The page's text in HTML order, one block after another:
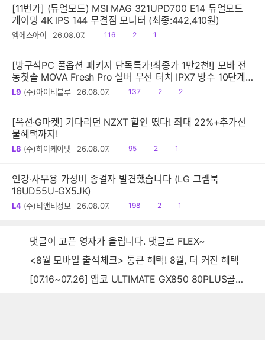
[11번가] (듀얼모드) MSI MAG 321UPD700 E14 듀얼모드
게이밍 4K IPS 144 무결점 모니터 (최종:442,410원)
엠에스아이 26.08.07.
읽
116
공
2
댓1
[방구석PC 풀옵션 패키지 단독특가!최종가 1만2천!] 모바 전
동칫솔 MOVA Fresh Pro 실버 무선 터치 IPX7 방수 10단계
진동 음파 전동칫솔
L9 (주)아이티블루 26.08.07.
읽
137
공
2
댓
2
[옥션·G마켓] 기다리던 NZXT 할인 떴다! 최대 22%+추가선
물혜택까지!
L8 (주)하이케이넷 26.08.07.
읽
95
공
2
댓1
인강·사무용 가성비 종결자 발견했습니다 (LG 그램북
16UD55U-GX5JK)
L4 (주)티앤티정보 26.08.07.
읽
198
공
2
댓1
댓글이 고픈 영자가 올립니다. 댓글로 FLEX~
<8월 모바일 출석체크> 통큰 혜택! 8월, 더 커진 혜택
[07.16~07.26] 앱코 ULTIMATE GX850 80PLUS골드 풀모듈러 ATX3.0 블랙